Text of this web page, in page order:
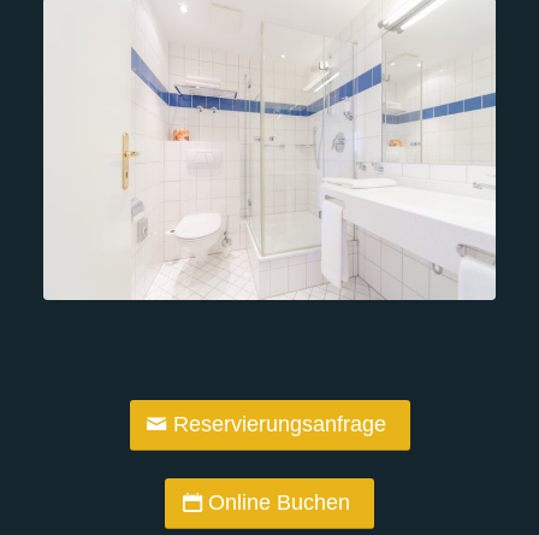
Reservierungsanfrage
Online Buchen